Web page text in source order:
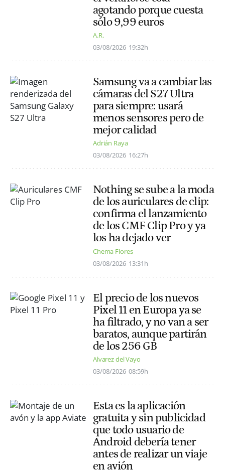
agotando porque cuesta
sólo 9,99 euros
A.R.
03/08/2026 19:32h
Samsung va a cambiar las
cámaras del S27 Ultra
para siempre: usará
menos sensores pero de
mejor calidad
Adrián Raya
03/08/2026 16:27h
Nothing se sube a la moda
de los auriculares de clip:
confirma el lanzamiento
de los CMF Clip Pro y ya
los ha dejado ver
Chema Flores
03/08/2026 13:31h
El precio de los nuevos
Pixel 11 en Europa ya se
ha filtrado, y no van a ser
baratos, aunque partirán
de los 256 GB
Alvarez del Vayo
03/08/2026 08:59h
Esta es la aplicación
gratuita y sin publicidad
que todo usuario de
Android debería tener
antes de realizar un viaje
en avión